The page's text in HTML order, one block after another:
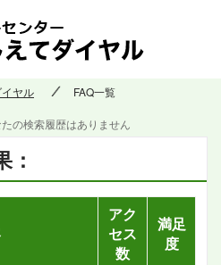
ヤル FAQ一覧
：
の検索履歴はありません
アク
セス
数
満足
度